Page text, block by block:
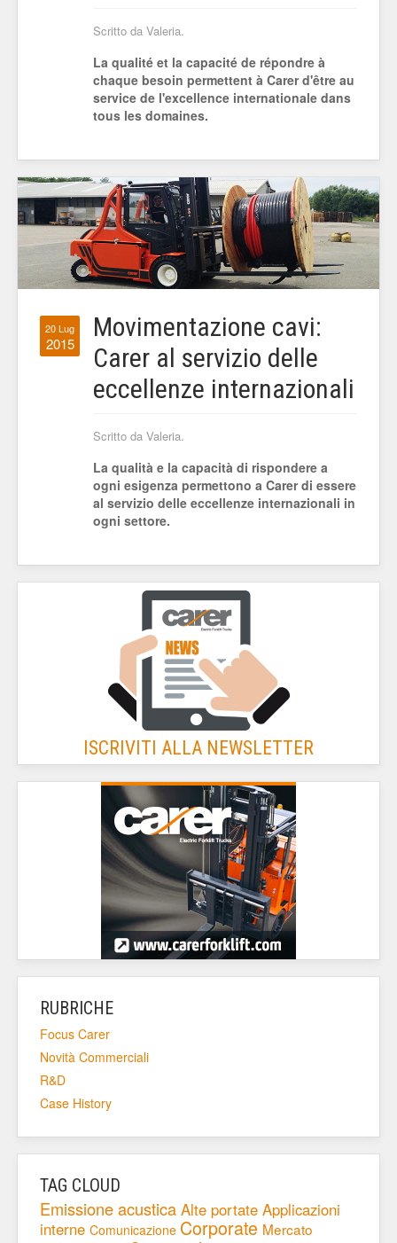
Scritto da Valeria.
La qualité et la capacité de répondre à
chaque besoin permettent à Carer d'être au
service de l'excellence internationale dans
tous les domaines.
20 Lug
2015
Movimentazione cavi:
Carer al servizio delle
eccellenze internazionali
Scritto da Valeria.
La qualità e la capacità di rispondere a
ogni esigenza permettono a Carer di essere
al servizio delle eccellenze internazionali in
ogni settore.
ISCRIVITI ALLA NEWSLETTER
RUBRICHE
Focus Carer
Novità Commerciali
R&D
Case History
TAG CLOUD
Emissione acustica Alte portate Applicazioni
interne Comunicazione Corporate Mercato